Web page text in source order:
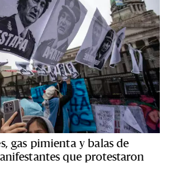
gas pimienta y balas de
que protestaron